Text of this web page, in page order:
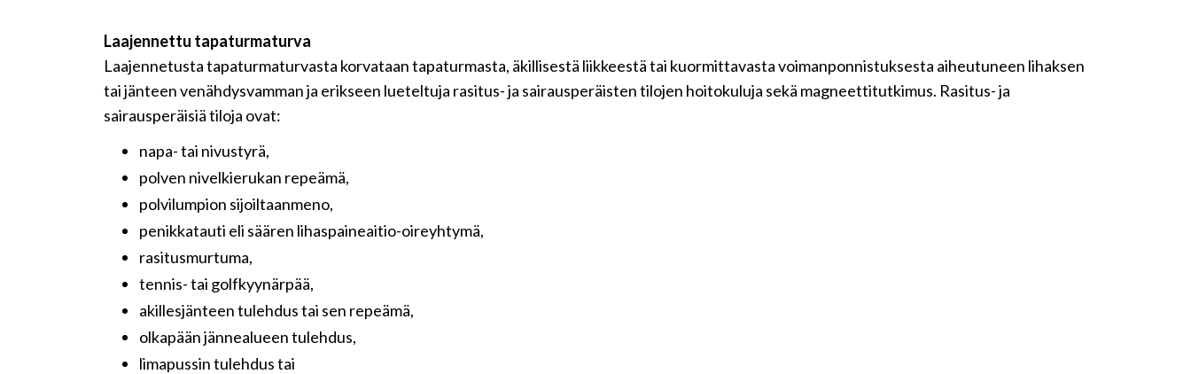
Laajennettu tapaturmaturva
Laajennetusta tapaturmaturvasta korvataan tapaturmasta, äkillisestä liikkeestä tai kuormittavasta voimanponnistuksesta aiheutuneen lihaksen
tai jänteen venähdysvamman ja erikseen lueteltuja rasitus- ja sairausperäisten tilojen hoitokuluja sekä magneettitutkimus. Rasitus- ja
sairausperäisiä tiloja ovat:
napa- tai nivustyrä,
polven nivelkierukan repeämä,
polvilumpion sijoiltaanmeno,
penikkatauti eli säären lihaspaineaitio-oireyhtymä,
rasitusmurtuma,
tennis- tai golfkyynärpää,
akillesjänteen tulehdus tai sen repeämä,
olkapään jännealueen tulehdus,
limapussin tulehdus tai